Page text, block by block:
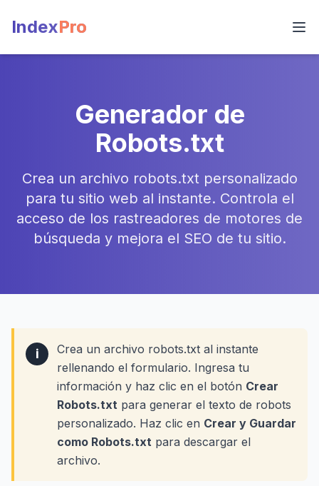
IndexPro
Generador de
Robots.txt
Crea un archivo robots.txt personalizado
para tu sitio web al instante. Controla el
acceso de los rastreadores de motores de
búsqueda y mejora el SEO de tu sitio.
i
Crea un archivo robots.txt al instante
rellenando el formulario. Ingresa tu
información y haz clic en el botón Crear
Robots.txt para generar el texto de robots
personalizado. Haz clic en Crear y Guardar
como Robots.txt para descargar el
archivo.